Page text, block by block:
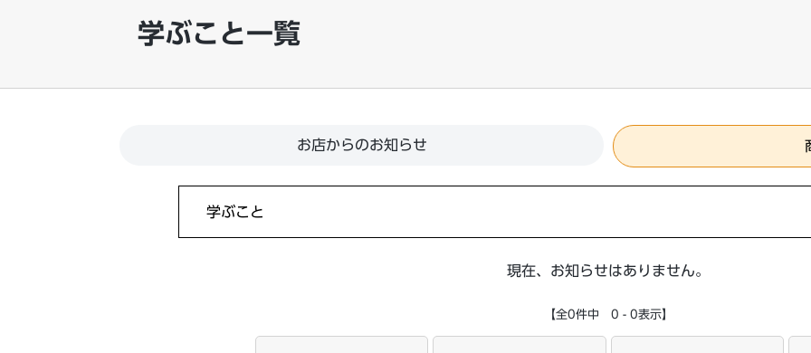
学ぶこと一覧
お店からのお知らせ
現在、お知らせはありません。
【全0件中 0 - 0表示】